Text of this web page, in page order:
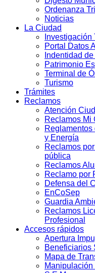
Ordenanza
Noticias
La Ciudad
Investigación
Portal Datos
Indentidad
Patrimonio
Terminal de
Turismo
Trámites
Reclamos
Atención
Reclamos Mi
y Energía
Reclamos
pública
Reclamos
Reclamo por
Defensa del
EnCoSep
Guardia
Reclamos
Profesional
Accesos rápidos
Apertura
Beneficiarios
Mapa de